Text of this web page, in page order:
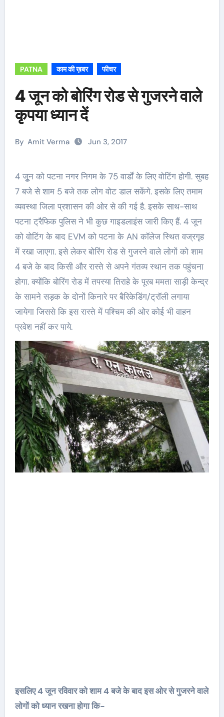
PATNA काम की ख़बर फीचर
4 जून को बोरिंग रोड से गुजरने वाले
कृपया ध्यान दें
By Amit Verma Jun 3, 2017
4 जूुन को पटना नगर निगम के 75 वार्डों के लिए वोटिंग होगी. सुबह
7 बजे से शाम 5 बजे तक लोग वोट डाल सकेंगे. इसके लिए तमाम
व्यवस्था जिला प्रशासन की ओर से की गई है. इसके साथ-साथ
पटना ट्रैफिक पुलिस ने भी कुछ गाइडलाइंस जारी किए हैं. 4 जून
को वोटिंग के बाद EVM को पटना के AN कॉलेज स्थित वज्रगृह
में रखा जाएगा. इसे लेकर बोरिंग रोड से गुजरने वाले लोगों को शाम
4 बजे के बाद किसी और रास्ते से अपने गंतव्य स्थान तक पहुंचना
होगा. क्योंकि बोरिंग रोड में तपस्या तिराहे के पूरब ममता साड़ी केन्द्र
के सामने सड़क के दोनों किनारे पर बैरिकेडिंग/ट्रॉली लगाया
जायेगा जिससे कि इस रास्ते में पश्चिम की ओर कोई भी वाहन
प्रवेश नहीं कर पाये.
इसलिए 4 जून रविवार को शाम 4 बजे के बाद इस ओर से गुजरने वाले
लोगों को ध्यान रखना होगा कि-